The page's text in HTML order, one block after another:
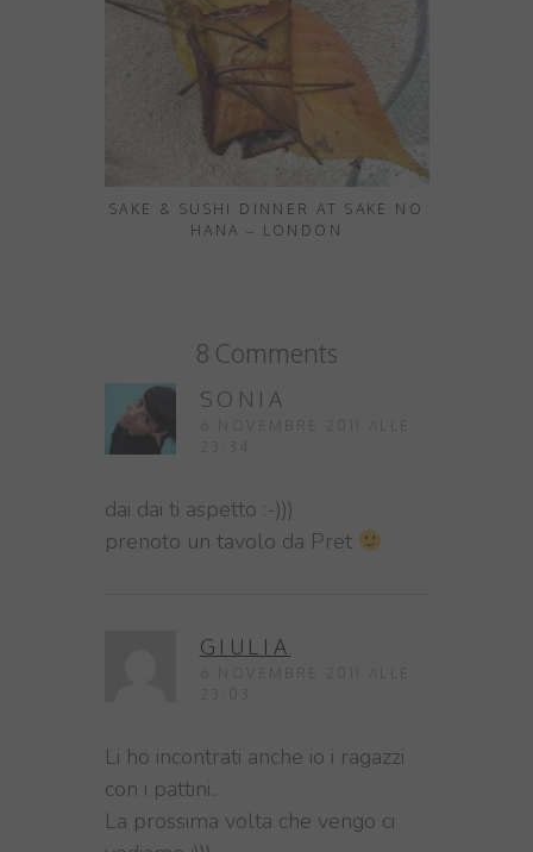
SAKE & SUSHI DINNER AT SAKE NO
HANA – LONDON
8 Comments
SONIA
dai dai ti aspetto :-)))
prenoto un tavolo da Pret
GIULIA
Li ho incontrati anche io i ragazzi
con i pattini..
La prossima volta che vengo ci